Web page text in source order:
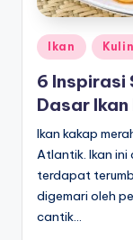
Posted
in
Ikan
6 Inspirasi
Dasar
Ikan kakap
Atlantik. Ikan
terdapat
digemari oleh
cantik…